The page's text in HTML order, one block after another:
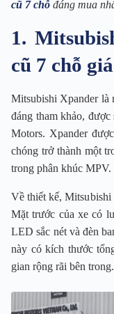
cũ 7 chỗ đáng mua
1.
cũ 7 chỗ
Mitsubishi Xpander là
đáng tham khảo,
Motors. Xpander
chóng trở thành một
trong phân khúc MPV.
Về thiết kế, Mitsubishi
Mặt trước của xe có
LED sắc nét và đèn
này có kích thước
gian rộng rãi bên trong.